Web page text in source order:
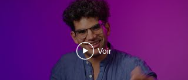
Voir